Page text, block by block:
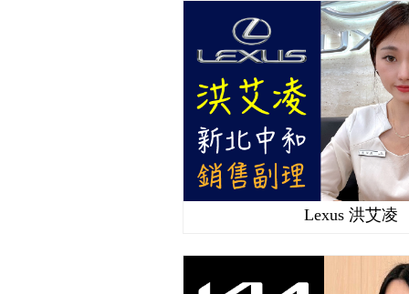
Lexus 洪艾凌